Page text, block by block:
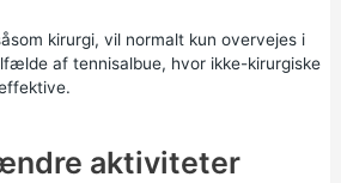
kirurgi, vil normalt kun overvejes i
af tennisalbue, hvor ikke-kirurgiske
aktiviteter